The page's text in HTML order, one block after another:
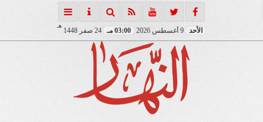
الأحد 03:00 مـ 24 صفر 1448
هـ